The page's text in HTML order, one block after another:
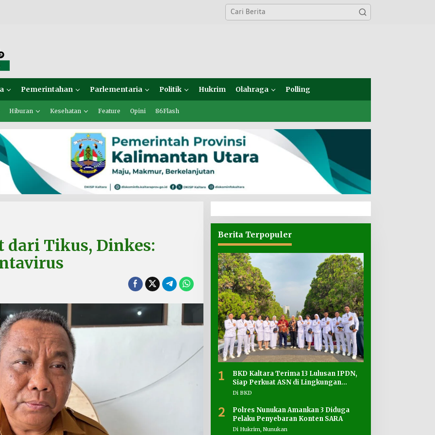
Pemerintahan Parlementaria Politik Hukrim Olahraga Polling
Hiburan Kesehatan Feature Opini 86Flash
dari Tikus, Dinkes:
Berita Terpopuler
1
BKD Kaltara Terima 13 Lulusan IPDN,
Siap Perkuat ASN di Lingkungan
Pemprov
Di BKD
2
Polres Nunukan Amankan 3 Diduga
Pelaku Penyebaran Konten SARA
Di Hukrim, Nunukan